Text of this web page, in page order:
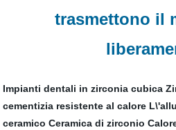
trasmettono il
Impianti dentali in zirconia cubica
cementizia resistente al calore
ceramico Ceramica di zirconio